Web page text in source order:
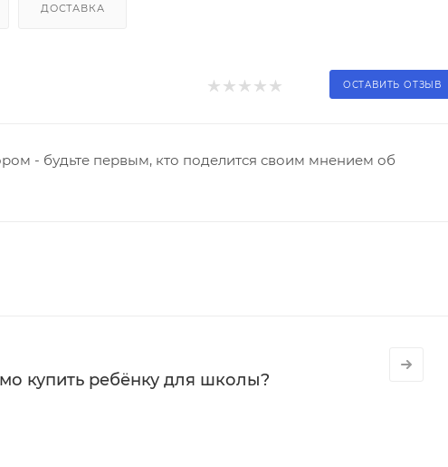
ДОСТАВКА
ОСТАВИТЬ ОТЗЫВ
- будьте первым, кто поделится своим мнением об
купить ребёнку для школы?